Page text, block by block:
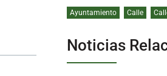
Ayuntamiento Calle
Noticias